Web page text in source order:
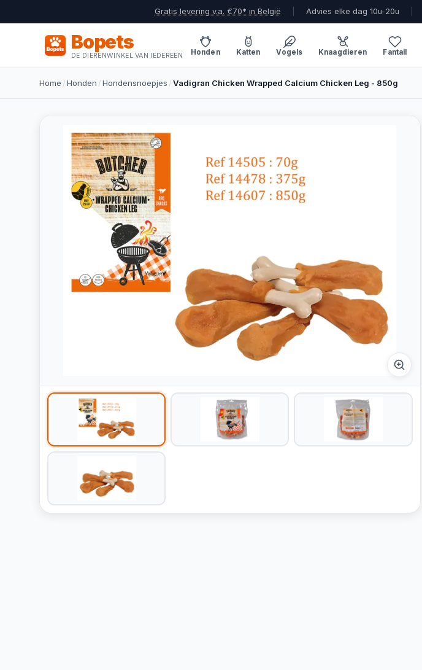
Gratis levering v.a. €70* in België Advies elke dag 10u-20u
Bopets
DE DIERENWINKEL VAN IEDEREEN Honden Katten Vogels Knaagdieren Fantail
Home /Honden /Hondensnoepjes /Vadigran Chicken Wrapped Calcium Chicken Leg - 850g